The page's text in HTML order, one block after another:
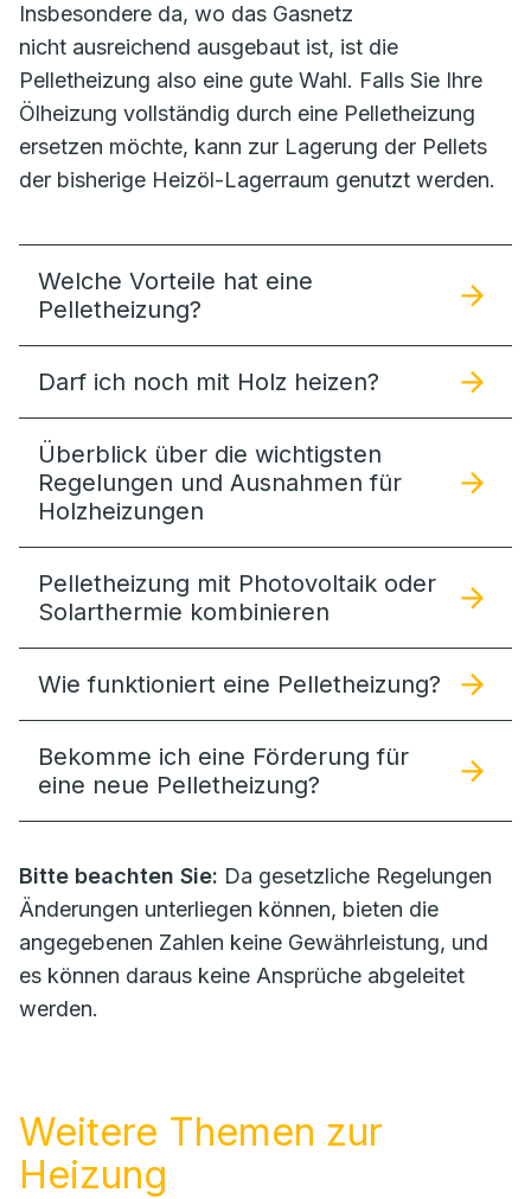
Insbesondere da, wo das Gasnetz
nicht ausreichend ausgebaut ist, ist die
Pelletheizung also eine gute Wahl. Falls Sie Ihre
Ölheizung vollständig durch eine Pelletheizung
ersetzen möchte, kann zur Lagerung der Pellets
der bisherige Heizöl-Lagerraum genutzt werden.
Welche Vorteile hat eine
Pelletheizung?
Darf ich noch mit Holz heizen?
Überblick über die wichtigsten
Regelungen und Ausnahmen für
Holzheizungen
Pelletheizung mit Photovoltaik oder
Solarthermie kombinieren
Wie funktioniert eine Pelletheizung?
Bekomme ich eine Förderung für
eine neue Pelletheizung?
Bitte beachten Sie: Da gesetzliche Regelungen
Änderungen unterliegen können, bieten die
angegebenen Zahlen keine Gewährleistung, und
es können daraus keine Ansprüche abgeleitet
werden.
Weitere Themen zur
Heizung